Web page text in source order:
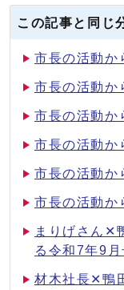
この記事と同じ
市長の活動か
市長の活動か
市長の活動か
市長の活動か
市長の活動か
市長の活動か
まりげさん✕
る令和7年9月
材木社長✕鴨